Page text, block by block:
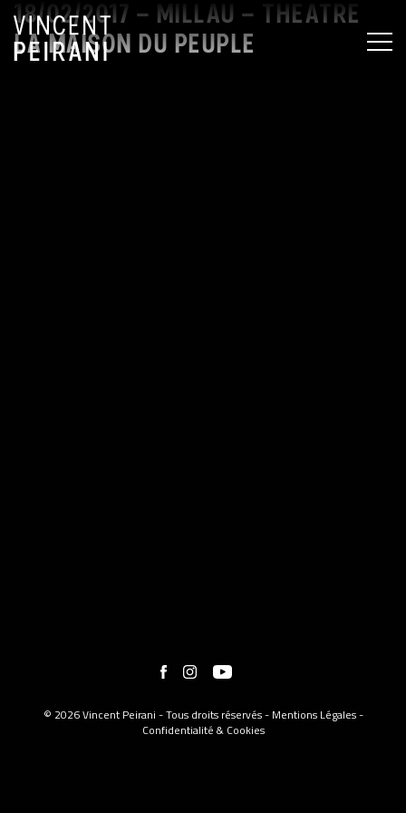
18/02/2017 – MILLAU – THEATRE
LA MAISON DU PEUPLE
© 2026 Vincent Peirani - Tous droits réservés - Mentions Légales-
Confidentialité & Cookies